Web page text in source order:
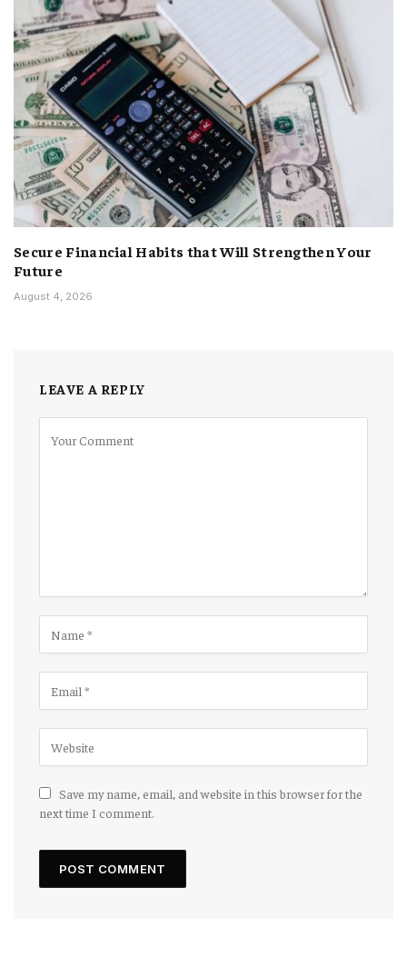
Secure Financial Habits that Will Strengthen Your
Future
August 4, 2026
LEAVE A REPLY
Save my name, email, and website in this browser for the
next time I comment.